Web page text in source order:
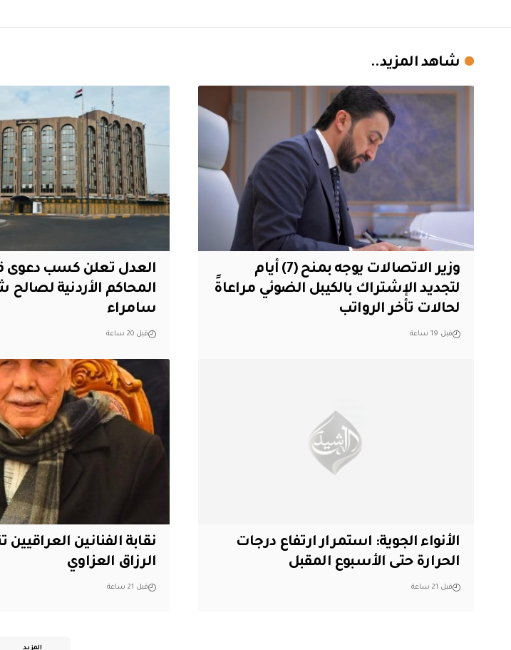
شاهد المزيد..
وزير الاتصالات يوجه بمنح (7) أيام
لتجديد الإشتراك بالكيبل الضوئي مراعاةً
لحالات تأخر الرواتب
قبل 19 ساعة
العدل تعلن كسب دعوى
المحاكم الأردنية لصالح
سامراء
قبل 20 ساعة
الأنواء الجوية: استمرار ارتفاع درجات
الحرارة حتى الأسبوع المقبل
قبل 21 ساعة
نقابة الفنانين العراقيين
الرزاق العزاوي
قبل 21 ساعة
المزيد